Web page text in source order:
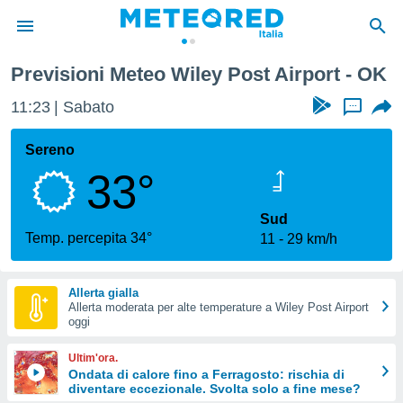
di
per
le
di
Web
le
Previsioni Meteo Wiley Post Airport - OK
11:23 Sabato ...
Sereno
33°
Temp. percepita 34°
Sud
11
29 km/h
Allerta gialla
Allerta moderata per alte temperature a Wiley Post Airport
oggi
Ultim'ora.
Ondata di calore fino a Ferragosto: rischia di
diventare eccezionale. Svolta solo a fine mese?